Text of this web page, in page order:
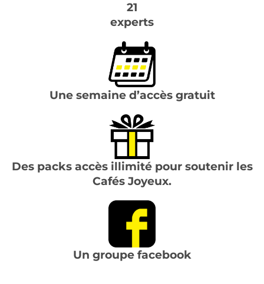
21
experts
Une semaine d’accès gratuit
Des packs accès illimité pour soutenir les
Cafés Joyeux.
Un groupe facebook